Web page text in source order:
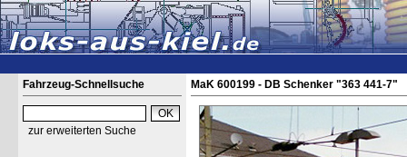
Fahrzeug-Schnellsuche
zur erweiterten Suche
MaK 600199 - DB Schenker "363 441-7"